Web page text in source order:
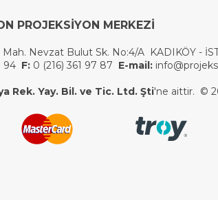
PROJEKSİYON MERKEZİ
Nevzat Bulut Sk. No:4/A KADIKÖY -
94 F:0 (216) 361 97 87 E-mail:
Rek. Yay. Bil. ve Tic. Ltd. Şti'ne aittir. ©